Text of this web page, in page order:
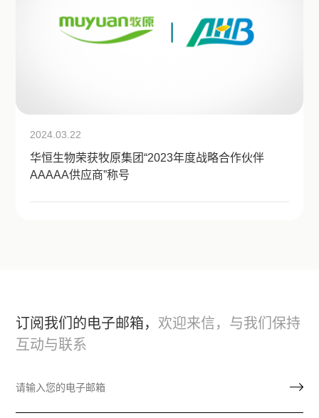
2024.03.22
华恒生物荣获牧原集团“2023年度战略合作伙伴
AAAAA供应商”称号
订阅我们的电子邮箱， 欢迎来信，与我们保持
互动与联系